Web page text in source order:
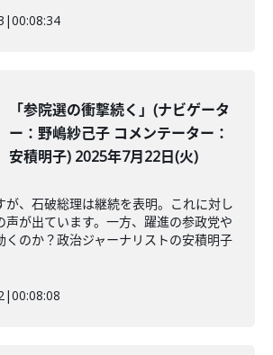
|00:08:34
「参院選の衝撃続く」(ナビゲータ
ー：野嶋紗己子 コメンテーター：
安積明子) 2025年7月22日(火)
が、石破総理は継続を表明。これに対し
声が出ています。一方、躍進の参政党や
くのか？政治ジャーナリストの安積明子
|00:08:08